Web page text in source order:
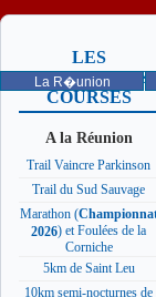
La R�union
LES
PROCHAINES
COURSES
A la Réunion
Trail Vaincre Parkinson
Trail du Sud Sauvage
Marathon (
2026) et Foulées de la
Corniche
5km de Saint Leu
10km semi-nocturnes de